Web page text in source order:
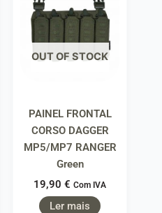
OUT OF STOCK
PAINEL FRONTAL
CORSO DAGGER
MP5/MP7 RANGER
Green
19,90 € Com IVA
Ler mais